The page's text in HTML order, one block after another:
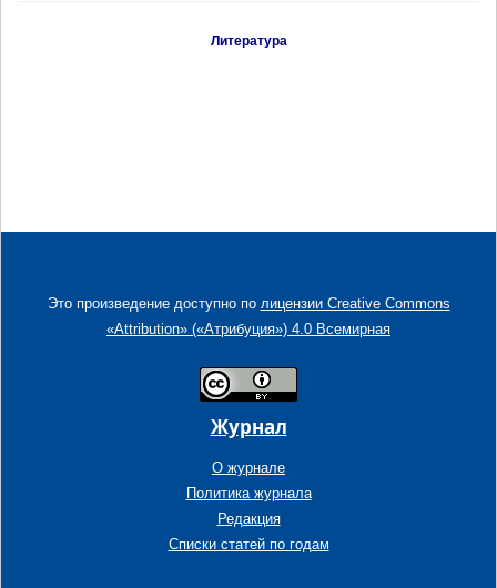
Литература
Это произведение доступно по лицензии Creative Commons
«Attribution» («Атрибуция») 4.0 Всемирная
Журнал
О журнале
Политика журнала
Редакция
Списки статей по годам